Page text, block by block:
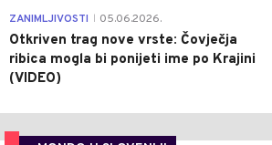
ZANIMLJIVOSTI 05.06.2026.
Otkriven trag nove vrste: Čovječja
ribica mogla bi ponijeti ime po Krajini
(VIDEO)